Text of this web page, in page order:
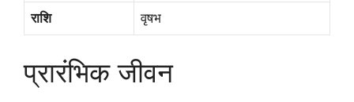
राशि वृषभ
प्रारंभिक जीवन